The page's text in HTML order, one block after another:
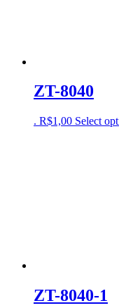
ZT-8040
. R$1,00 Select
ZT-8040-1